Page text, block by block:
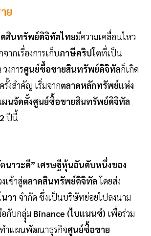
ย
สินทรัพย์ดิจิทัลไทยมีความเคลื่อนไหว
ากเรื่องการเก็บภาษีคริปโตที่เป็น
งการศูนย์ซื้อขายสินทรัพย์ดิจิทัลก็เกิด
รั้งสำคัญ เริ่มจากตลาดหลักทรัพย์แห่ง
ผนจัดตั้งศูนย์ซื้อขายสินทรัพย์ดิจิทัล
ปีนี้
นาวะดี” เศรษฐีหุ้นอันดับหนึ่งของ
เข้าสู่ตลาดสินทรัพย์ดิจิทัลโดยส่ง
วา จำกัด ซึ่งเป็นบริษัทย่อยไปลงนาม
กับกลุุ่ม Binance (ไบแนนซ์) เพื่อร่วม
ำแผนพัฒนาธุรกิจศูนย์ซื้อขาย